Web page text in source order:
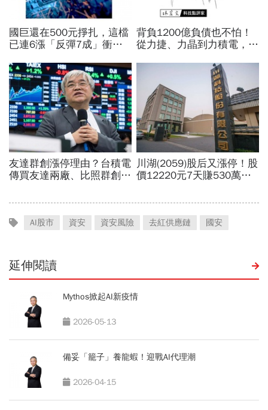
AI股市 資安 資安風險 去紅供應鏈 國安
延伸閱讀
Mythos掀起AI新疫情
2026-05-13
備妥「籠子」養龍蝦！迎戰AI代理潮
2026-04-15